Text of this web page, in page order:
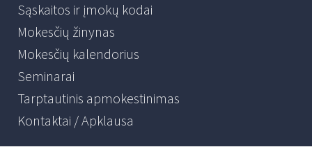
Sąskaitos ir įmokų kodai
Mokesčių žinynas
Mokesčių kalendorius
Seminarai
Tarptautinis apmokestinimas
Kontaktai / Apklausa